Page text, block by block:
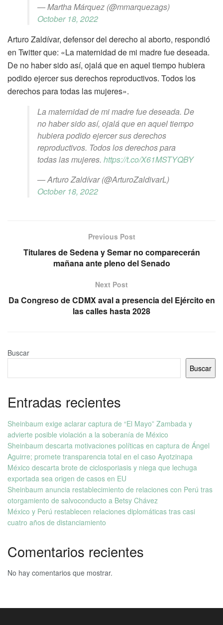
— Martha Márquez (@mmarquezags)
October 18, 2022
Arturo Zaldívar, defensor del derecho al aborto, respondió
en Twitter que: «La maternidad de mi madre fue deseada.
De no haber sido así, ojalá que en aquel tiempo hubiera
podido ejercer sus derechos reproductivos. Todos los
derechos para todas las mujeres».
La maternidad de mi madre fue deseada. De
no haber sido así, ojalá que en aquel tiempo
hubiera podido ejercer sus derechos
reproductivos. Todos los derechos para
todas las mujeres. https://t.co/X61MSTYQBY
— Arturo Zaldívar (@ArturoZaldivarL)
October 18, 2022
Previous Post
Titulares de Sedena y Semar no comparecerán
mañana ante pleno del Senado
Next Post
Da Congreso de CDMX aval a presencia del Ejército en
las calles hasta 2028
Buscar
Buscar
Entradas recientes
Sheinbaum exige aclarar captura de “El Mayo” Zambada y
advierte posible violación a la soberanía de México
Sheinbaum descarta motivaciones políticas en captura de Ángel
Aguirre; promete transparencia total en el caso Ayotzinapa
México descarta brote de ciclosporiasis y niega que lechuga
exportada sea origen de casos en EU
Sheinbaum anuncia restablecimiento de relaciones con Perú tras
otorgamiento de salvoconducto a Betsy Chávez
México y Perú restablecen relaciones diplomáticas tras casi
cuatro años de distanciamiento
Comentarios recientes
No hay comentarios que mostrar.